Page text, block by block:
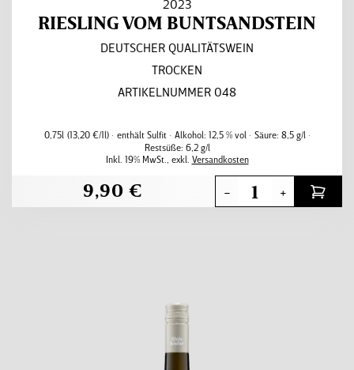
2023
RIESLING VOM BUNTSANDSTEIN
DEUTSCHER QUALITÄTSWEIN
TROCKEN
ARTIKELNUMMER 048
0,75l (13,20 €/1l) enthält Sulfit Alkohol: 12,5 % vol Säure: 8,5 g/l
Restsüße: 6,2 g/l
9,90 €
Inkl. 19% MwSt., exkl. Versandkosten
- +